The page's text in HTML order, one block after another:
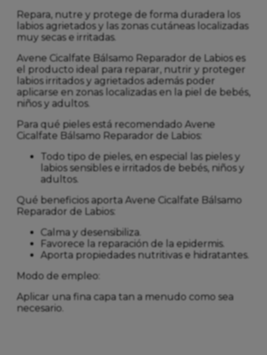
Repara, nutre y protege de forma duradera los
labios agrietados y las zonas cutáneas localizadas
muy secas e irritadas.
Avene Cicalfate Bálsamo Reparador de Labios es
el producto ideal para reparar, nutrir y proteger
labios irritados y agrietados además poder
aplicarse en zonas localizadas en la piel de bebés,
niños y adultos.
Para qué pieles está recomendado Avene
Cicalfate Bálsamo Reparador de Labios:
Todo tipo de pieles, en especial las pieles y
labios sensibles e irritados de bebés, niños y
adultos.
Qué beneficios aporta Avene Cicalfate Bálsamo
Reparador de Labios:
Calma y desensibiliza.
Favorece la reparación de la epidermis.
Aporta propiedades nutritivas e hidratantes.
Modo de empleo:
Aplicar una fina capa tan a menudo como sea
necesario.